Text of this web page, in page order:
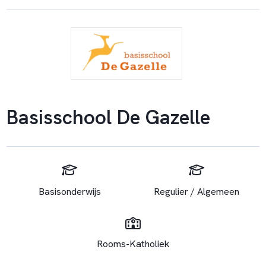
Basisschool De Gazelle
Basisonderwijs Regulier / Algemeen
Rooms-Katholiek